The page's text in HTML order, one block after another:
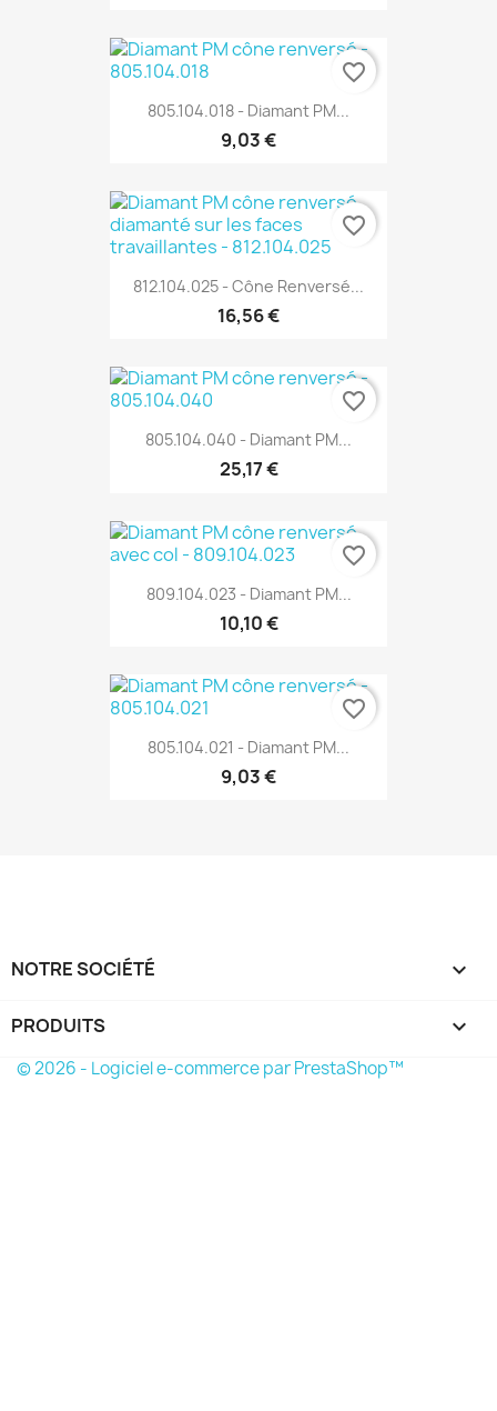
805.104.018 - Diamant PM...
9,03 €
favorite_border
812.104.025 - Cône Renversé...
16,56 €
favorite_border
805.104.040 - Diamant PM...
25,17 €
favorite_border
809.104.023 - Diamant PM...
10,10 €
favorite_border
805.104.021 - Diamant PM...
9,03 €
favorite_border
NOTRE SOCIÉTÉ 
PRODUITS 
© 2026 - Logiciel e-commerce par PrestaShop™